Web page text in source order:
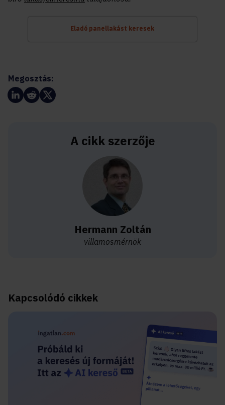
Eladó panellakást keresek
Megosztás:
A cikk szerzője
Hermann Zoltán
villamosmérnök
Kapcsolódó cikkek